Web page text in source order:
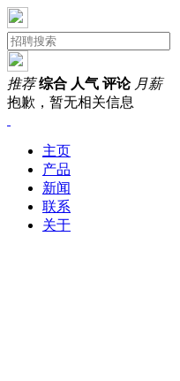
推荐 综合 人气 评论 月薪
抱歉，暂无相关信息
主页
产品
新闻
联系
关于